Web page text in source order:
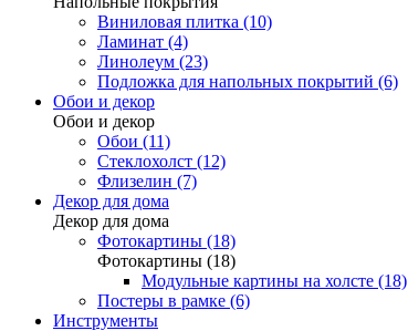
Виниловая плитка (10)
Ламинат (4)
Линолеум (23)
Подложка для напольных покрытий (6)
Обои и декор
Обои и декор
Обои (11)
Стеклохолст (12)
Флизелин (7)
Декор для дома
Декор для дома
Фотокартины (18)
Фотокартины (18)
Модульные картины на холсте (18)
Постеры в рамке (6)
Инструменты